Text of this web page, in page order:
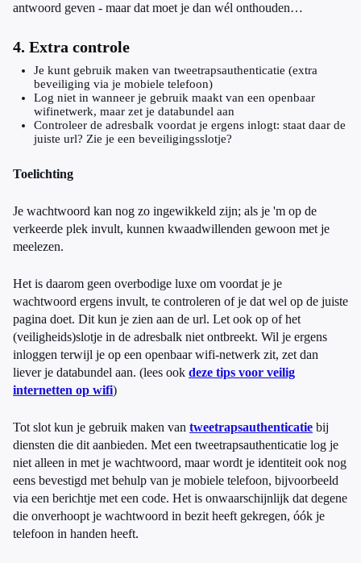
antwoord geven - maar dat moet je dan wél onthouden…
4. Extra controle
Je kunt gebruik maken van tweetrapsauthenticatie (extra
beveiliging via je mobiele telefoon)
Log niet in wanneer je gebruik maakt van een openbaar
wifinetwerk, maar zet je databundel aan
Controleer de adresbalk voordat je ergens inlogt: staat daar de
juiste url? Zie je een beveiligingsslotje?
Toelichting
Je wachtwoord kan nog zo ingewikkeld zijn; als je 'm op de
verkeerde plek invult, kunnen kwaadwillenden gewoon met je
meelezen.
Het is daarom geen overbodige luxe om voordat je je
wachtwoord ergens invult, te controleren of je dat wel op de juiste
pagina doet. Dit kun je zien aan de url. Let ook op of het
(veiligheids)slotje in de adresbalk niet ontbreekt. Wil je ergens
inloggen terwijl je op een openbaar wifi-netwerk zit, zet dan
liever je databundel aan. (lees ook deze tips voor veilig
internetten op wifi)
Tot slot kun je gebruik maken van tweetrapsauthenticatie bij
diensten die dit aanbieden. Met een tweetrapsauthenticatie log je
niet alleen in met je wachtwoord, maar wordt je identiteit ook nog
eens bevestigd met behulp van je mobiele telefoon, bijvoorbeeld
via een berichtje met een code. Het is onwaarschijnlijk dat degene
die onverhoopt je wachtwoord in bezit heeft gekregen, óók je
telefoon in handen heeft.